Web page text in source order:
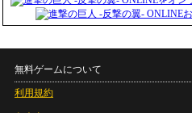
無料ゲームについて
利用規約